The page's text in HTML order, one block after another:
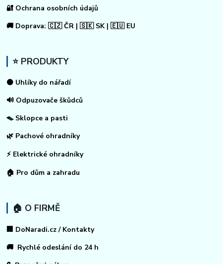
🔐 Ochrana osobních údajů
🚚 Doprava: 🇨🇿 ČR | 🇸🇰 SK | 🇪🇺 EU
⭐ PRODUKTY
⚫ Uhlíky do nářadí
🔊 Odpuzovače škůdců
🪤 Sklopce a pasti
🌿 Pachové ohradníky
⚡ Elektrické ohradníky
🏠 Pro dům a zahradu
🏠 O FIRMĚ
🏢 DoNaradi.cz / Kontakty
🚚 Rychlé odeslání do 24 h